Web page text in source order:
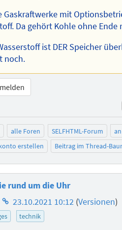
Gaskraftwerke mit
Da gehört Kohle ohne
ist DER Speicher
noch.
alle Foren SELFHTML-Forum
erstellen
Beitrag im Thread-
rund um die Uhr
Homepage
des
23.10.2021 10:12 (Versionen)
technik